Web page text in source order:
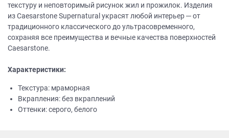
текстуру и неповторимый рисунок жил и прожилок. Изделия
из Caesarstone Supernatural украсят любой интерьер ─ от
традиционного классического до ультрасовременного,
сохраняя все преимущества и вечные качества поверхностей
Caesarstone.
Характеристики:
Текстура: мраморная
Вкрапления: без вкраплений
Оттенки: серого, белого